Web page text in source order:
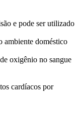
e pode ser utilizado
ambiente doméstico
oxigênio no sangue
cardíacos por